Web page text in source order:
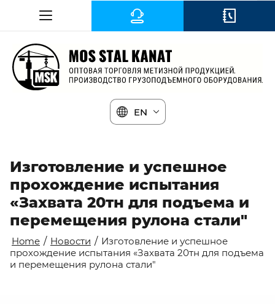
EN
Изготовление и успешное
прохождение испытания
«Захвата 20тн для подъема и
перемещения рулона стали"
Home / Новости / Изготовление и успешное
прохождение испытания «Захвата 20тн для подъема
и перемещения рулона стали"